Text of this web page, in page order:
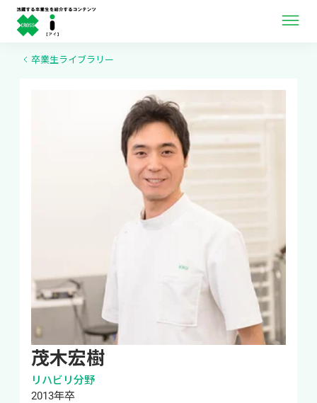
卒業生向け情報
卒業生ライブラリー
茂木宏樹
リハビリ分野
2013年卒